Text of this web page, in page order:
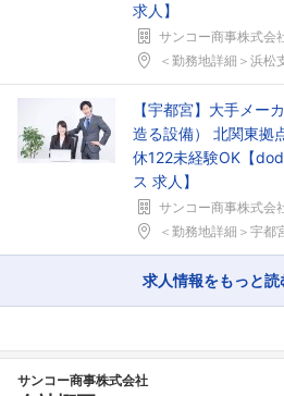
求人】
サンコー商事株式会
＜勤務地詳細＞浜松支店
【宇都宮】大手メー
造る設備） 北関東拠
休122未経験OK【
ス 求人】
サンコー商事株式会
＜勤務地詳細＞宇都宮
求人情報をもっと読
サンコー商事株式会社